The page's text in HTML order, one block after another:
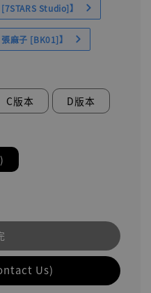
Studio]】
麻子 [BK01]】
C版本 D版本
Us)